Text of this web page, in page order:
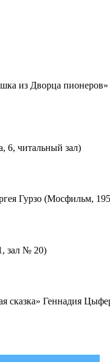
из Дворца
6, читальный зал)
Гурзо (Мосфильм,
зал № 20)
сказка» Геннадия